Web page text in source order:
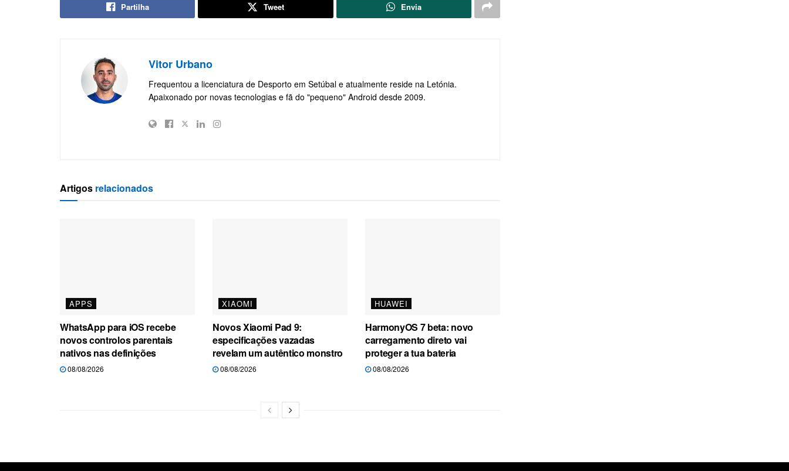
Partilha Tweet Envia
Vitor Urbano
Frequentou a licenciatura de Desporto em Setúbal e atualmente reside na Letónia.
Apaixonado por novas tecnologias e fã do "pequeno" Android desde 2009.
Artigos relacionados
APPS
WhatsApp para iOS recebe
novos controlos parentais
nativos nas definições
08/08/2026
XIAOMI
Novos Xiaomi Pad 9:
especificações vazadas
revelam um autêntico monstro
08/08/2026
HUAWEI
HarmonyOS 7 beta: novo
carregamento direto vai
proteger a tua bateria
08/08/2026